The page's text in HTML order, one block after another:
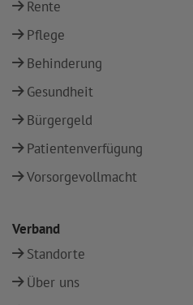
Rente
Pflege
Behinderung
Gesundheit
Bürgergeld
Patientenverfügung
Vorsorgevollmacht
Verband
Standorte
Über uns